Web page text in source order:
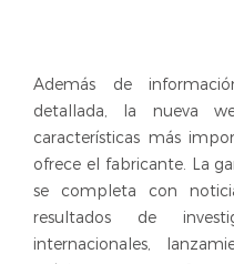
Además de
detallada, la nueva
características más
ofrece el fabricante. La
se completa con
resultados de
internacionales,